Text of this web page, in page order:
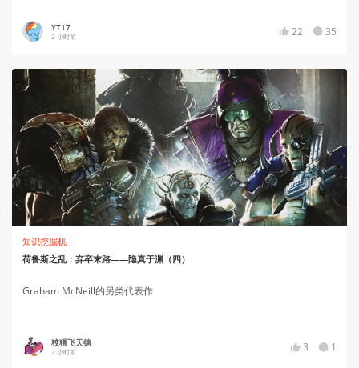
YT17
2 小时前 22 35
知识挖掘机
荷鲁斯之乱：弃卒末路——隐真于渊（四）
Graham McNeill的另类代表作
狡猾飞天德
2 小时前 3 1